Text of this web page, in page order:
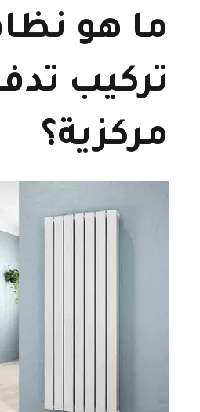
ما هو
تركيب
مركزية؟